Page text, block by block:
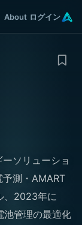
About ログイン
ソリューショ
測・AMART
、2023年に
池管理の最適化